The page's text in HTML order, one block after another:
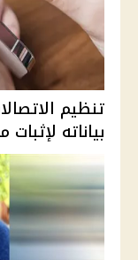
تنظيم
بياناته